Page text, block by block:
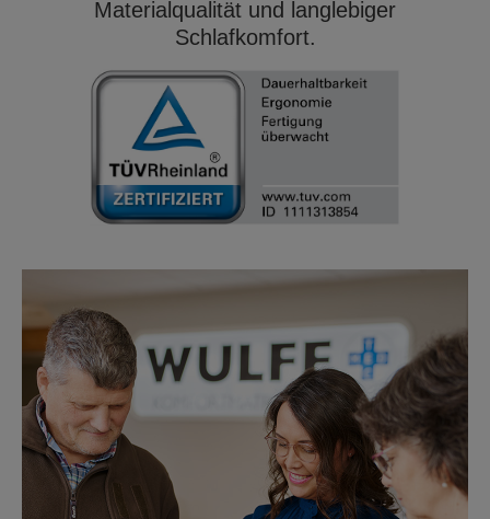
Materialqualität und langlebiger
Schlafkomfort.